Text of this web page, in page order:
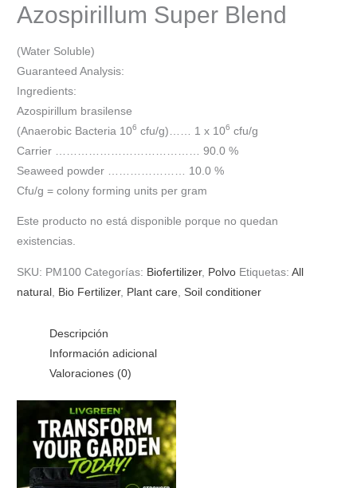
Azospirillum Super Blend
(Water Soluble)
Guaranteed Analysis:
Ingredients:
Azospirillum brasilense
(Anaerobic Bacteria 106 cfu/g)…… 1 x 106 cfu/g
Carrier ………………………………… 90.0 %
Seaweed powder ………………… 10.0 %
Cfu/g = colony forming units per gram
Este producto no está disponible porque no quedan
existencias.
SKU: PM100 Categorías: Biofertilizer, Polvo Etiquetas:All
natural
Bio Fertilizer, Plant care Soil conditioner
Descripción
Información adicional
Valoraciones (0)